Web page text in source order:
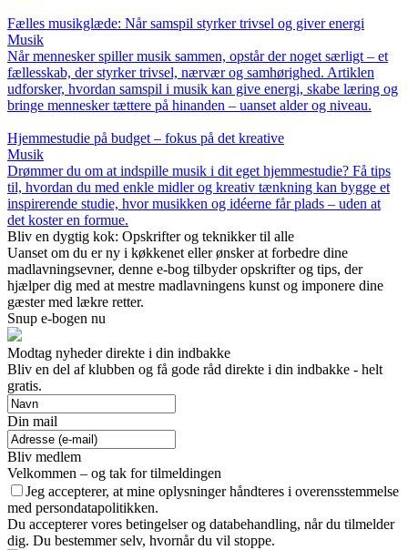
Fælles musikglæde: Når samspil styrker trivsel og giver energi
Musik
Når mennesker spiller musik sammen, opstår der noget særligt – et
fællesskab, der styrker trivsel, nærvær og samhørighed. Artiklen
udforsker, hvordan samspil i musik kan give energi, skabe læring og
bringe mennesker tættere på hinanden – uanset alder og niveau.
Hjemmestudie på budget – fokus på det kreative
Musik
Drømmer du om at indspille musik i dit eget hjemmestudie? Få tips
til, hvordan du med enkle midler og kreativ tænkning kan bygge et
inspirerende studie, hvor musikken og idéerne får plads – uden at
det koster en formue.
Bliv en dygtig kok: Opskrifter og teknikker til alle
Uanset om du er ny i køkkenet eller ønsker at forbedre dine
madlavningsevner, denne e-bog tilbyder opskrifter og tips, der
hjælper dig med at mestre madlavningens kunst og imponere dine
gæster med lækre retter.
Snup e-bogen nu
Modtag nyheder direkte i din indbakke
Bliv en del af klubben og få gode råd direkte i din indbakke - helt
gratis.
Din mail
Bliv medlem
Velkommen – og tak for tilmeldingen
Jeg accepterer, at mine oplysninger håndteres i overensstemmelse
med persondatapolitikken.
Du accepterer vores betingelser og databehandling, når du tilmelder
dig. Du bestemmer selv, hvornår du vil stoppe.